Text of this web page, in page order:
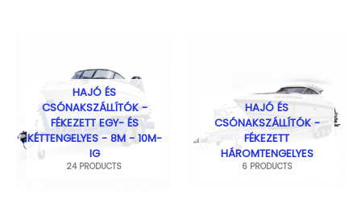
HAJÓ ÉS
CSÓNAKSZÁLLÍTÓK -
FÉKEZETT EGY- ÉS
KÉTTENGELYES - 8M - 10M-
IG
24 PRODUCTS
HAJÓ ÉS
CSÓNAKSZÁLLÍTÓK -
FÉKEZETT
HÁROMTENGELYES
6 PRODUCTS